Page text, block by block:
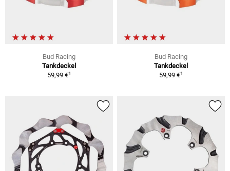
Bud Racing
Tankdeckel
59,99 €1
Bud Racing
Tankdeckel
59,99 €1